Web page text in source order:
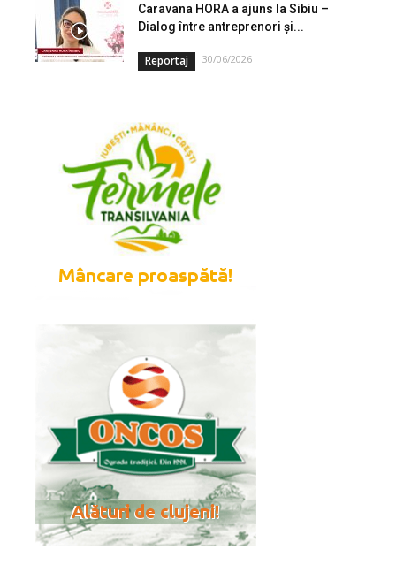
Caravana HORA a ajuns la Sibiu –
Dialog între antreprenori și...
Reportaj 30/06/2026